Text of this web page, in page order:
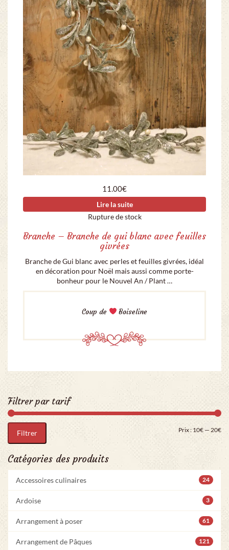
11.00€
Lire la suite
Rupture de stock
Branche – Branche de gui blanc avec feuilles
givrées
Branche de Gui blanc avec perles et feuilles givrées, idéal
en décoration pour Noël mais aussi comme porte-
bonheur pour le Nouvel An / Plant …
Coup de Boiseline
Filtrer par tarif
Filtrer Prix : 10€ — 20€
Catégories des produits
Accessoires culinaires 24
Ardoise 3
Arrangement à poser 61
Arrangement de Pâques 121